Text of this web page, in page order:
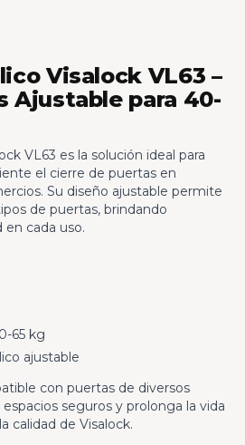
Visalock VL63 –
Ajustable para 40-
VL63 es la solución ideal para
el cierre de puertas en
Su diseño ajustable permite
de puertas, brindando
cada uso.
65 kg
ajustable
con puertas de diversos
seguros y prolonga la vida
calidad de Visalock.